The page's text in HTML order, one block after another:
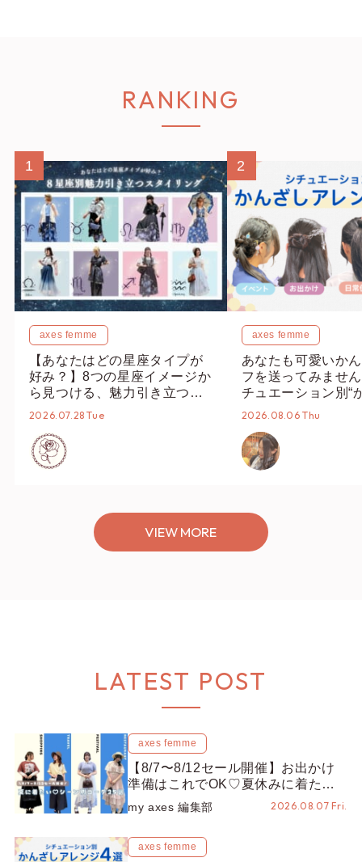
RANKING
1
axes femme
【あなたはどの星座タイプが
好み？】8つの星座イメージか
ら見つける、魅力引き立つス
タイリング♡
2026.07.28 Tue
2
axes femme
あなたも可愛いか
フを送ってみませ
チュエーション別“
オススメ【ショッ
2026.08.06 Thu
VIEW MORE
LATEST POST
axes femme
【8/7〜8/12セール開催】お出かけ
準備はこれでOK♡夏休みに着たい
コーデ25選をシーン別に徹底解説！
my axes 編集部 2026.08.07 Fri.
axes femme